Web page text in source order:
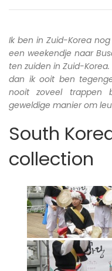
Ik ben in Zuid-Korea
een weekendje naar
ten zuiden in Zuid-
dan ik ooit ben
nooit zoveel trappen
geweldige manier om
South
collection